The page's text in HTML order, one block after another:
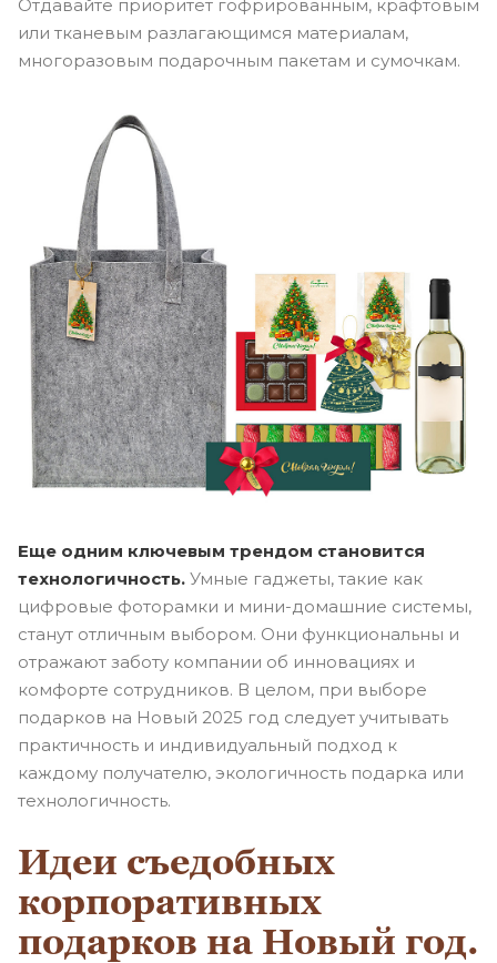
Отдавайте приоритет гофрированным, крафтовым
или тканевым разлагающимся материалам,
многоразовым подарочным пакетам и сумочкам.
Еще одним ключевым трендом становится
технологичность. Умные гаджеты, такие как
цифровые фоторамки и мини-домашние системы,
станут отличным выбором. Они функциональны и
отражают заботу компании об инновациях и
комфорте сотрудников. В целом, при выборе
подарков на Новый 2025 год следует учитывать
практичность и индивидуальный подход к
каждому получателю, экологичность подарка или
технологичность.
Идеи съедобных
корпоративных
подарков на Новый год.